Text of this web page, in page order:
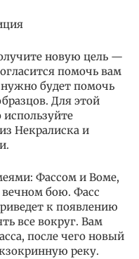
новую цель —
помочь вам
нужно будет помочь
Для этой
Некралиска и
Фассом и Воме,
бою. Фасс
к появлению
все вокруг. Вам
после чего новый
реку.